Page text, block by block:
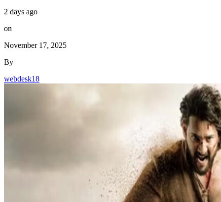
2 days ago
on
November 17, 2025
By
webdesk18